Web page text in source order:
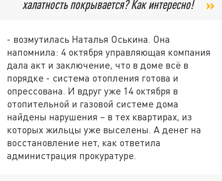
халатность покрывается? Как интересно!
- возмутилась Наталья Оськина. Она
напомнила: 4 октября управляющая компания
дала акт и заключение, что в доме всё в
порядке - система отопления готова и
опрессована. И вдруг уже 14 октября в
отопительной и газовой системе дома
найдены нарушения – в тех квартирах, из
которых жильцы уже выселены. А денег на
восстановление нет, как ответила
администрация прокуратуре.